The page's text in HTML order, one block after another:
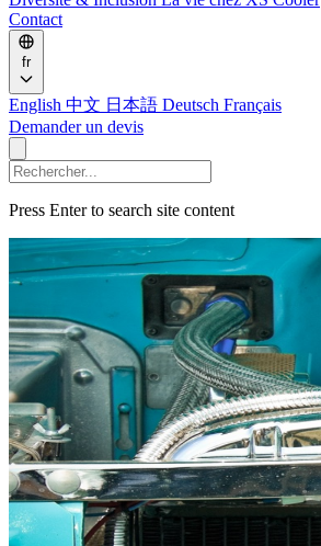
Contact
fr
English 中文 日本語 Deutsch Français
Demander un devis
Press Enter to search site content